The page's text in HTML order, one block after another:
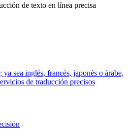
de texto en línea precisa
sea inglés, francés, japonés o árabe,
de traducción precisos